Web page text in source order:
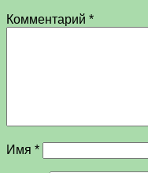
Комментарий *
Имя *